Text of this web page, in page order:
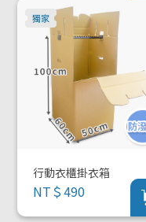
行動衣櫃掛衣箱
NT＄490